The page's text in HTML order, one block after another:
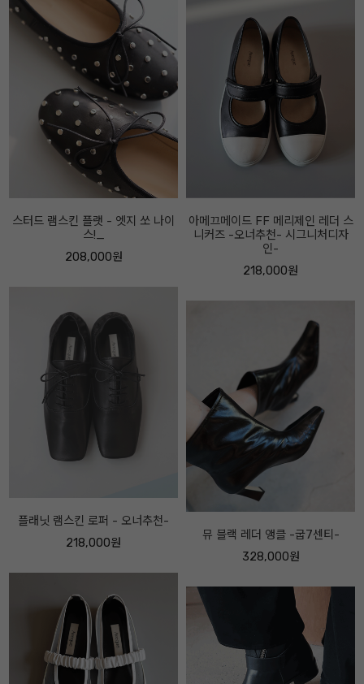
아메끄메이드 FF 메리제인 레더 스
니커즈 -오너추천- 시그니처디자
인-
뮤 블랙 레더 앵클 -굽7센티-
아베끄메이드 FF 스트링 스니커즈
베이지콤비
218,000원
니커즈 -보송퍼 ver -
228,000원